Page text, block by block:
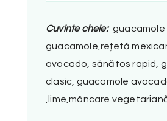
Cuvinte cheie: guacamole
guacamole,rețetă
avocado, sănătos rapid,
clasic, guacamole
,lime,mâncare